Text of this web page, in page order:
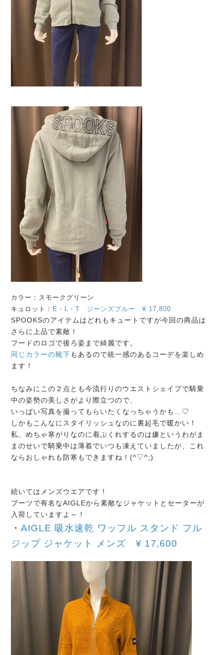
カラー：スモークグリーン
キュロット： E・L・T ジーンズブルー¥ 17,800
SPOOKSのアイテムはどれもキュートですが今回の商品は
さらに上品で素敵！
フードのロゴで後ろ姿まで綺麗です。
同じカラーの靴下もあるので統一感のあるコーデを楽しめ
ます！
ちなみにこの２点とも今流行りのウエストシェイプで騎乗
中の姿勢の美しさがより際立つので、
いっぱい写真を撮ってもらいたくなっちゃうかも…♡
しかもこんなにスタイリッシュなのに裏起毛で暖かい！
私、めちゃ寒がりなのに着ぶくれするのは嫌というわがま
まのせいで騎乗中は薄着でいつも凍えていましたが、これ
ならおしゃれも防寒もできますね！(^▽^;)
続いてはメンズウエアです！
ブーツで有名なAIGLEから素敵なジャケットとセーターが
入荷していますよ～！
・AIGLE 吸水速乾 ワッフル スタンド フル
ジップ ジャケット メンズ¥ 17,600